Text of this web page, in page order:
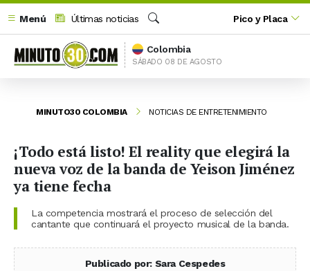
Menú
Últimas noticias
Buscar
Pico y Placa
Colombia
SÁBADO 08 DE AGOSTO
MINUTO30 COLOMBIA NOTICIAS DE ENTRETENIMIENTO
¡Todo está listo! El reality que elegirá la
nueva voz de la banda de Yeison Jiménez
ya tiene fecha
La competencia mostrará el proceso de selección del
cantante que continuará el proyecto musical de la banda.
Publicado por: Sara Cespedes